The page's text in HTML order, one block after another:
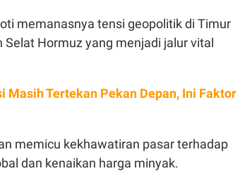
memanasnya tensi geopolitik di Timur
Hormuz yang menjadi jalur vital
Masih Tertekan Pekan Depan, Ini Faktor
memicu kekhawatiran pasar terhadap
dan kenaikan harga minyak.